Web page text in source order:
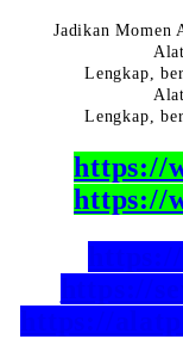
Jadikan Momen
Lengkap,
Lengkap,
https://
https://